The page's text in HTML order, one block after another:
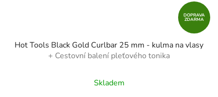
DOPRAVA
ZDARMA
Hot Tools Black Gold Curlbar 25 mm - kulma na vlasy
+ Cestovní balení pleťového tonika
Skladem